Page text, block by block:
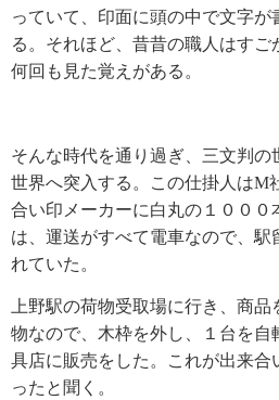
っていて、印面に頭の中で文字
る。それほど、昔昔の職人はす
何回も見た覚えがある。
そんな時代を通り過ぎ、三文判
世界へ突入する。この仕掛人はM
合い印メーカーに白丸の１０００
は、運送がすべて電車なので、駅
れていた。
上野駅の荷物受取場に行き、商
物なので、木枠を外し、１台を自
具店に販売をした。これが出来合
ったと聞く。